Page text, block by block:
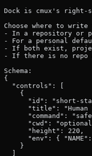
Dock is cmux's
Choose where to
- In a repository or
- For a personal
- If both exist,
- If there is no repo
Schema:
{
  "controls": [
    {
"id": "short-
"title": "Human
"command":
"cwd":
      "height": 220,
"env": {
    }